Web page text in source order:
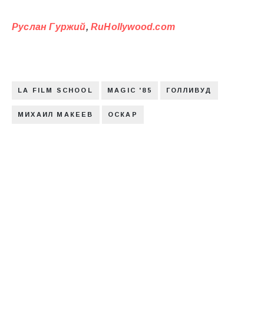
Руслан Гуржий,RuHollywood.com
LA FILM SCHOOL MAGIC '85 ГОЛЛИВУД
МИХАИЛ МАКЕЕВ ОСКАР